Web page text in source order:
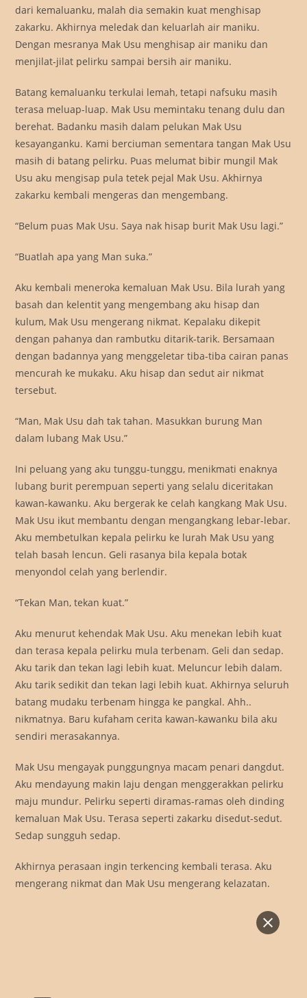
dari kemaluanku, malah dia semakin kuat menghisap
zakarku. Akhirnya meledak dan keluarlah air maniku.
Dengan mesranya Mak Usu menghisap air maniku dan
menjilat-jilat pelirku sampai bersih air maniku.
Batang kemaluanku terkulai lemah, tetapi nafsuku masih
terasa meluap-luap. Mak Usu memintaku tenang dulu dan
berehat. Badanku masih dalam pelukan Mak Usu
kesayanganku. Kami berciuman sementara tangan Mak Usu
masih di batang pelirku. Puas melumat bibir mungil Mak
Usu aku mengisap pula tetek pejal Mak Usu. Akhirnya
zakarku kembali mengeras dan mengembang.
“Belum puas Mak Usu. Saya nak hisap burit Mak Usu lagi.”
“Buatlah apa yang Man suka.”
Aku kembali meneroka kemaluan Mak Usu. Bila lurah yang
basah dan kelentit yang mengembang aku hisap dan
kulum, Mak Usu mengerang nikmat. Kepalaku dikepit
dengan pahanya dan rambutku ditarik-tarik. Bersamaan
dengan badannya yang menggeletar tiba-tiba cairan panas
mencurah ke mukaku. Aku hisap dan sedut air nikmat
tersebut.
“Man, Mak Usu dah tak tahan. Masukkan burung Man
dalam lubang Mak Usu.”
Ini peluang yang aku tunggu-tunggu, menikmati enaknya
lubang burit perempuan seperti yang selalu diceritakan
kawan-kawanku. Aku bergerak ke celah kangkang Mak Usu.
Mak Usu ikut membantu dengan mengangkang lebar-lebar.
Aku membetulkan kepala pelirku ke lurah Mak Usu yang
telah basah lencun. Geli rasanya bila kepala botak
menyondol celah yang berlendir.
“Tekan Man, tekan kuat.”
Aku menurut kehendak Mak Usu. Aku menekan lebih kuat
dan terasa kepala pelirku mula terbenam. Geli dan sedap.
Aku tarik dan tekan lagi lebih kuat. Meluncur lebih dalam.
Aku tarik sedikit dan tekan lagi lebih kuat. Akhirnya seluruh
batang mudaku terbenam hingga ke pangkal. Ahh..
nikmatnya. Baru kufaham cerita kawan-kawanku bila aku
sendiri merasakannya.
Mak Usu mengayak punggungnya macam penari dangdut.
Aku mendayung makin laju dengan menggerakkan pelirku
maju mundur. Pelirku seperti diramas-ramas oleh dinding
kemaluan Mak Usu. Terasa seperti zakarku disedut-sedut.
Sedap sungguh sedap.
Akhirnya perasaan ingin terkencing kembali terasa. Aku
mengerang nikmat dan Mak Usu mengerang kelazatan.